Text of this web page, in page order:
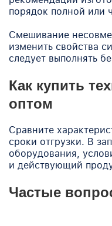
порядок полной или
Смешивание
изменить свойства
следует выполнять
Как купить
оптом
Сравните
сроки отгрузки. В
оборудования,
и действующий
Частые